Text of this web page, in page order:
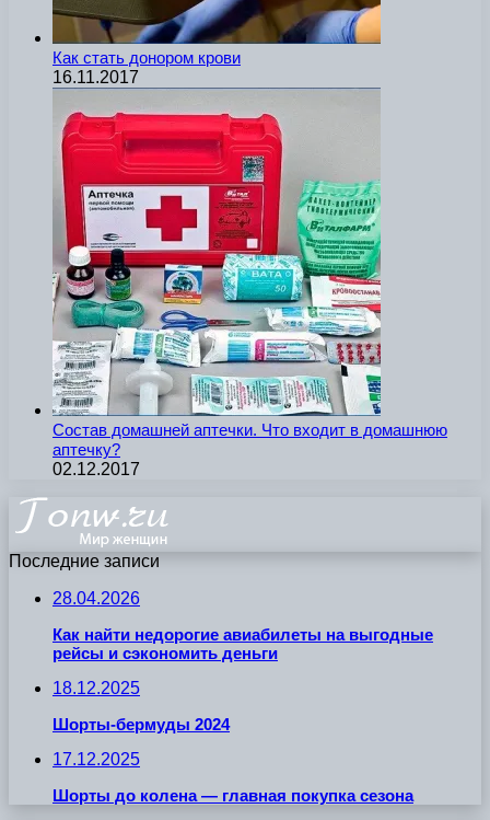
Как стать донором крови
16.11.2017
Состав домашней аптечки. Что входит в домашнюю
аптечку?
02.12.2017
Последние записи
28.04.2026
Как найти недорогие авиабилеты на выгодные
рейсы и сэкономить деньги
18.12.2025
Шорты-бермуды 2024
17.12.2025
Шорты до колена — главная покупка сезона